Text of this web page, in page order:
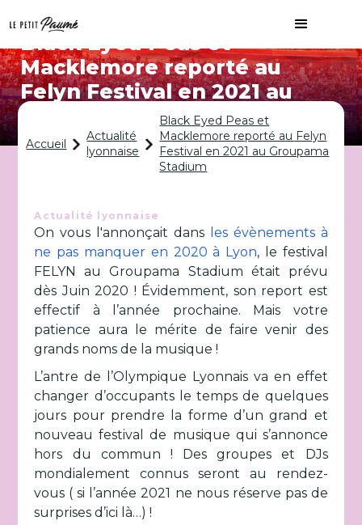
Black Eyed Peas et
Macklemore reporté au
Felyn Festival en 2021 au
Groupama Stadium
Accueil
Actualité
lyonnaise
Black Eyed Peas et
Macklemore reporté au Felyn
Festival en 2021 au Groupama
Stadium
Actualité lyonnaise
On vous l'annonçait dans
les évènements à
ne pas manquer en 2020 à Lyon, le festival
FELYN au Groupama Stadium était prévu
dès Juin 2020 ! Évidemment, son report est
effectif à l’année prochaine. Mais votre
patience aura le mérite de faire venir des
grands noms de la musique !
L’antre de l’Olympique Lyonnais va en effet
changer d’occupants le temps de quelques
jours pour prendre la forme d’un grand et
nouveau festival de musique qui s’annonce
hors du commun ! Des groupes et DJs
mondialement connus seront au rendez-
vous ( si l’année 2021 ne nous réserve pas de
surprises d’ici là…) !